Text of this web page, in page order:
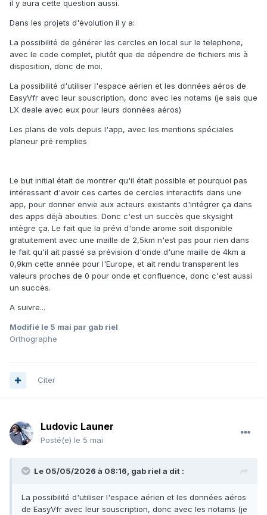
il y aura cette question aussi.
Dans les projets d'évolution il y a:
La possibilité de générer les cercles en local sur le telephone,
avec le code complet, plutôt que de dépendre de fichiers mis à
disposition, donc de moi.
La possibilité d'utiliser l'espace aérien et les données aéros de
EasyVfr avec leur souscription, donc avec les notams (je sais que
LX deale avec eux pour leurs données aéros)
Les plans de vols depuis l'app, avec les mentions spéciales
planeur pré remplies
Le but initial était de montrer qu'il était possible et pourquoi pas
intéressant d'avoir ces cartes de cercles interactifs dans une
app, pour donner envie aux acteurs existants d'intégrer ça dans
des apps déjà abouties. Donc c'est un succès que skysight
intègre ça. Le fait que la prévi d'onde arome soit disponible
gratuitement avec une maille de 2,5km n'est pas pour rien dans
le fait qu'il ait passé sa prévision d'onde d'une maille de 4km a
0,9km cette année pour l'Europe, et ait rendu transparent les
valeurs proches de 0 pour onde et confluence, donc c'est aussi
un succès.
A suivre...
Modifié le 5 mai par gab riel
Orthographe
Citer
Ludovic Launer
Posté(e) le 5 mai
Le 05/05/2026 à 08:16, gab riel a dit :
La possibilité d'utiliser l'espace aérien et les données aéros
de EasyVfr avec leur souscription, donc avec les notams (je